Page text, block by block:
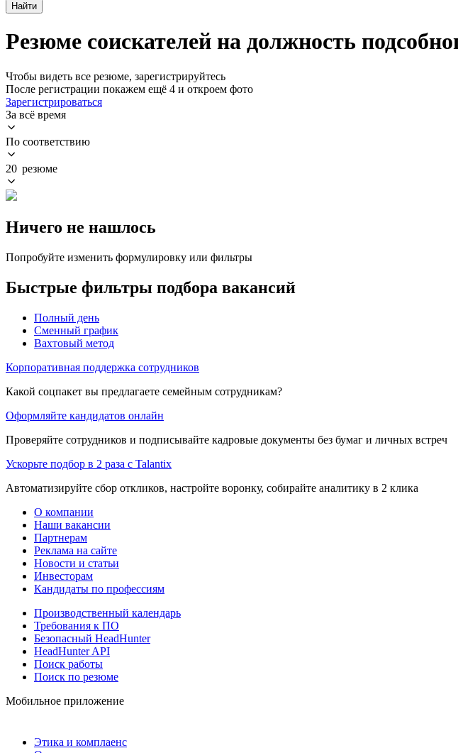
Найти
Резюме соискателей на должность
Чтобы видеть все резюме, зарегистрируйтесь
После регистрации покажем ещё 4 и откроем фото
Зарегистрироваться
За всё время
По соответствию
20 резюме
Ничего не нашлось
Попробуйте изменить формулировку или фильтры
Быстрые фильтры подбора вакансий
Полный день
Сменный график
Вахтовый метод
Корпоративная поддержка сотрудников
Какой соцпакет вы предлагаете семейным сотрудникам?
Оформляйте кандидатов онлайн
Проверяйте сотрудников и подписывайте кадровые документы без бумаг и личных встреч
Ускорьте подбор в 2 раза с Talantix
Автоматизируйте сбор откликов, настройте воронку, собирайте аналитику в 2 клика
О компании
Наши вакансии
Партнерам
Реклама на сайте
Новости и статьи
Инвесторам
Кандидаты по профессиям
Производственный календарь
Требования к ПО
Безопасный HeadHunter
HeadHunter API
Поиск работы
Поиск по резюме
Мобильное приложение
Этика и комплаенс